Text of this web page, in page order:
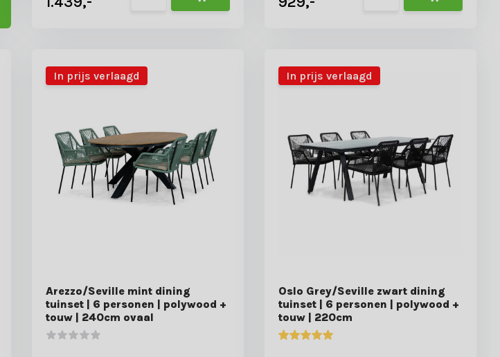
In prijs verlaagd
Arezzo/Seville mint dining
tuinset | 6 personen | polywood +
touw | 240cm ovaal
In prijs verlaagd
Oslo Grey/Seville zwart dining
tuinset | 6 personen | polywood +
touw | 220cm